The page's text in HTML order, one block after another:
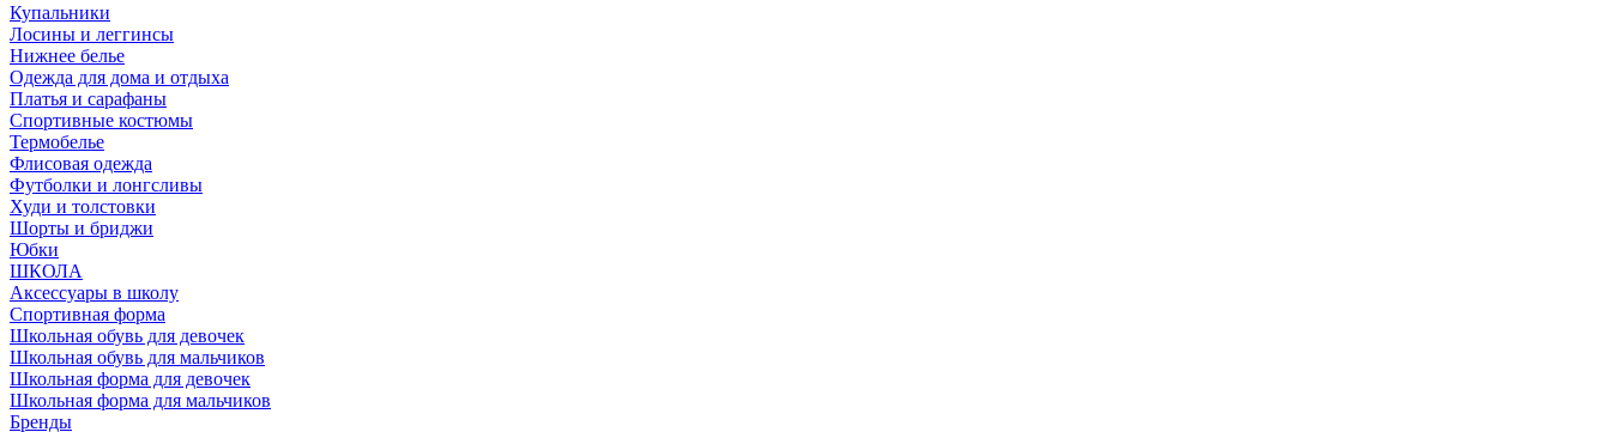
Купальники
Лосины и леггинсы
Нижнее белье
Одежда для дома и отдыха
Платья и сарафаны
Спортивные костюмы
Термобелье
Флисовая одежда
Футболки и лонгсливы
Худи и толстовки
Шорты и бриджи
Юбки
ШКОЛА
Аксессуары в школу
Спортивная форма
Школьная обувь для девочек
Школьная обувь для мальчиков
Школьная форма для девочек
Школьная форма для мальчиков
Бренды